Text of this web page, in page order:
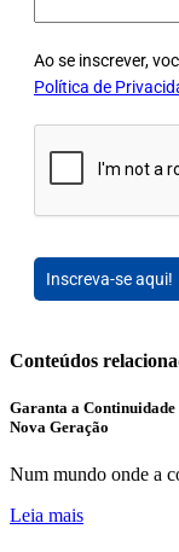
Ao se inscrever,
Política de
Inscreva-se aqui!
Conteúdos
Garanta a Continuidade
Nova Geração
Num mundo onde a
Leia mais